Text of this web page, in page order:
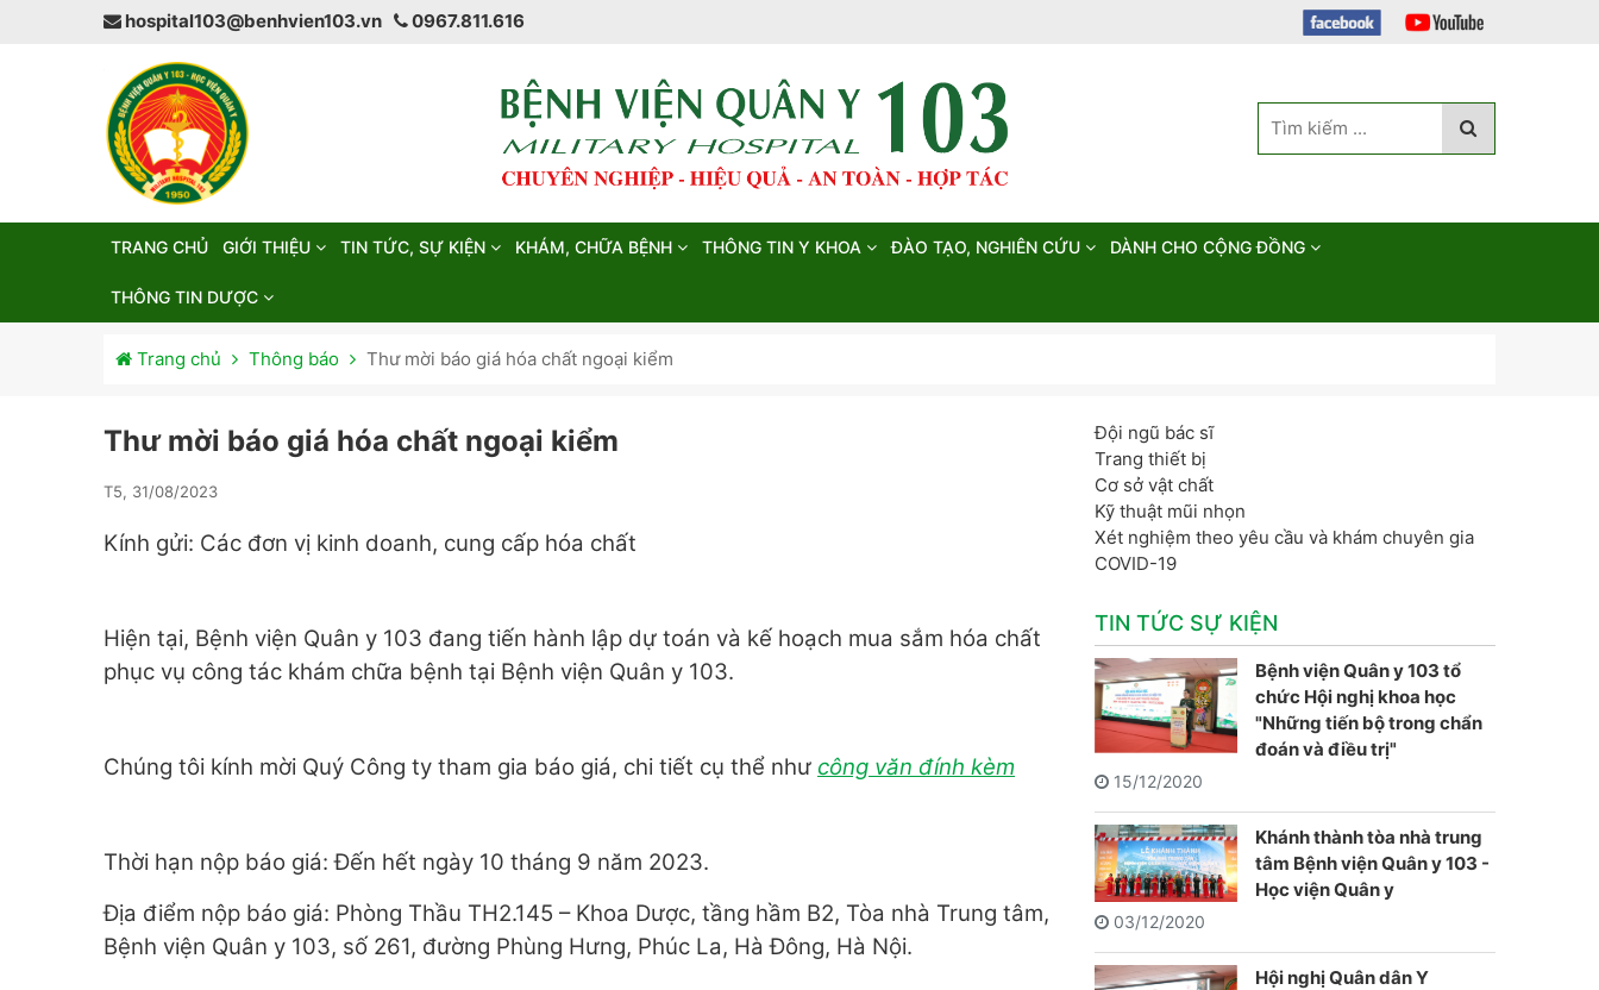
hospital103@benhvien103.vn 0967.811.616
TRANG CHỦ GIỚI THIỆU TIN TỨC, SỰ KIỆN KHÁM, CHỮA BỆNH THÔNG TIN Y KHOA ĐÀO TẠO, NGHIÊN CỨU DÀNH CHO CỘNG ĐỒNG
THÔNG TIN DƯỢC
Trang chủ Thông báo Thư mời báo giá hóa chất ngoại kiểm
Thư mời báo giá hóa chất ngoại kiểm
T5, 31/08/2023
Kính gửi: Các đơn vị kinh doanh, cung cấp hóa chất
Hiện tại, Bệnh viện Quân y 103 đang tiến hành lập dự toán và kế hoạch mua sắm hóa chất
phục vụ công tác khám chữa bệnh tại Bệnh viện Quân y 103.
Chúng tôi kính mời Quý Công ty tham gia báo giá, chi tiết cụ thể như công văn đính kèm
Thời hạn nộp báo giá: Đến hết ngày 10 tháng 9 năm 2023.
Địa điểm nộp báo giá: Phòng Thầu TH2.145 – Khoa Dược, tầng hầm B2, Tòa nhà Trung tâm,
Bệnh viện Quân y 103, số 261, đường Phùng Hưng, Phúc La, Hà Đông, Hà Nội.
Đội ngũ bác sĩ
Trang thiết bị
Cơ sở vật chất
Kỹ thuật mũi nhọn
Xét nghiệm theo yêu cầu và khám chuyên gia
COVID-19
TIN TỨC SỰ KIỆN
Bệnh viện Quân y 103 tổ
chức Hội nghị khoa học
"Những tiến bộ trong chẩn
đoán và điều trị"
15/12/2020
Khánh thành tòa nhà trung
tâm Bệnh viện Quân y 103 -
Học viện Quân y
03/12/2020
Hội nghị Quân dân Y